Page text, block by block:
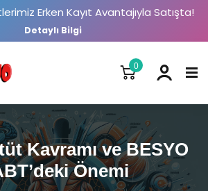
Erken Kayıt Avantajıyla Satışta!
Detaylı Bilgi
0
Kavramı ve BESYO
Önemi